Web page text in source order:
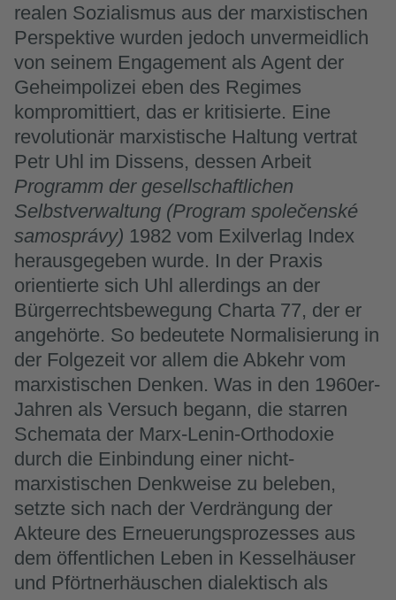
realen Sozialismus aus der marxistischen
Perspektive wurden jedoch unvermeidlich
von seinem Engagement als Agent der
Geheimpolizei eben des Regimes
kompromittiert, das er kritisierte. Eine
revolutionär marxistische Haltung vertrat
Petr Uhl im Dissens, dessen Arbeit
Programm der gesellschaftlichen
Selbstverwaltung (Program společenské
samosprávy) 1982 vom Exilverlag Index
herausgegeben wurde. In der Praxis
orientierte sich Uhl allerdings an der
Bürgerrechtsbewegung Charta 77, der er
angehörte. So bedeutete Normalisierung in
der Folgezeit vor allem die Abkehr vom
marxistischen Denken. Was in den 1960er-
Jahren als Versuch begann, die starren
Schemata der Marx-Lenin-Orthodoxie
durch die Einbindung einer nicht-
marxistischen Denkweise zu beleben,
setzte sich nach der Verdrängung der
Akteure des Erneuerungsprozesses aus
dem öffentlichen Leben in Kesselhäuser
und Pförtnerhäuschen dialektisch als